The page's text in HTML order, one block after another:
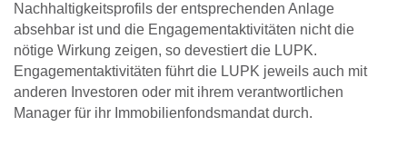
Nachhaltigkeitsprofils der entspre­chenden Anlage
absehbar ist und die Engagementaktivitäten nicht die
nötige Wirkung zeigen, so deves­tiert die LUPK.
Engagementaktivitäten führt die LUPK jeweils auch mit
anderen Investoren oder mit ihrem verantwortlichen
Manager für ihr Immobilien­fondsmandat durch.